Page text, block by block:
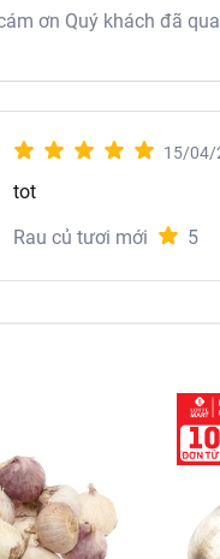
ơn Quý khách đã
15/04/
tot
Rau củ tươi mới
5